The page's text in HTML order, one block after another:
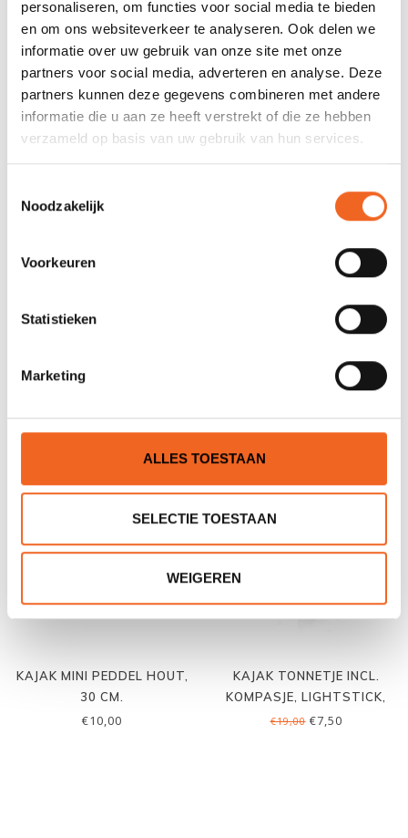
personaliseren, om functies voor social media te bieden
en om ons websiteverkeer te analyseren. Ook delen we
informatie over uw gebruik van onze site met onze
partners voor social media, adverteren en analyse. Deze
partners kunnen deze gegevens combineren met andere
informatie die u aan ze heeft verstrekt of die ze hebben
verzameld op basis van uw gebruik van hun services.
Noodzakelijk
Voorkeuren
Statistieken
Marketing
ALLES TOESTAAN
SELECTIE TOESTAAN
WEIGEREN
KAJAK FOAM SEAT INCL.
HEUPSTUKKEN
€45,00
KAJAK DRUIPRINGEN,
OPSCHROEFBAAR, P.PAAR
€12,00 €10,00
0.5 CM
KAJAK FOAM SEAT
KAJAK MINI PEDDEL HOUT,
30 CM.
€10,00
KAJAK TONNETJE INCL.
KOMPASJE, LIGHTSTICK,
SLEUTELHANGER, FLUITJE
€19,00€7,50